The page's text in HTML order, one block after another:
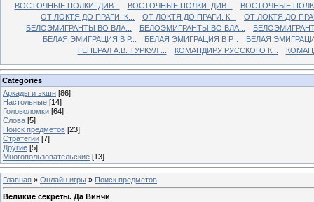
ВОСТОЧНЫЕ ПОЛКИ. ДИВ...
ВОСТОЧНЫЕ ПОЛКИ. ДИВ...
ВОСТОЧНЫЕ
ОТ ЛОКТЯ ДО ПРАГИ. К...
ОТ ЛОКТЯ ДО ПРАГИ. К...
ОТ ЛОКТЯ ДО
БЕЛОЭМИГРАНТЫ ВО ВЛА...
БЕЛОЭМИГРАНТЫ ВО ВЛА...
БЕЛАЯ ЭМИГРАЦИЯ В Р...
БЕЛАЯ ЭМИГРАЦИЯ В Р...
БЕЛАЯ
ГЕНЕРАЛ А.В. ТУРКУЛ ...
КОМАНДИРУ РУССКОГО К...
Categories
Аркады и экшн [86]
Настольные [14]
Головоломки [64]
Слова [5]
Поиск предметов [23]
Стратегии [7]
Другие [5]
Многопользовательские [13]
Главная » Онлайн игры » Поиск предметов
Великие секреты. Да Винчи